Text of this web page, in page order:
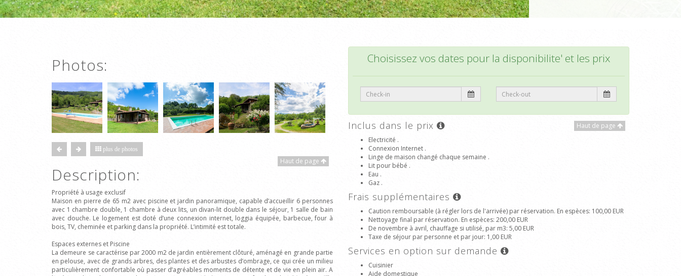
Photos:
plus de photos
Haut de page
Description:
Propriété à usage exclusif
Maison en pierre de 65 m2 avec piscine et jardin panoramique, capable d’accueillir 6 personnes
avec 1 chambre double, 1 chambre à deux lits, un divan-lit double dans le séjour, 1 salle de bain
avec douche. Le logement est doté d’une connexion internet, loggia équipée, barbecue, four à
bois, TV, cheminée et parking dans la propriété. L’intimité est totale.
Espaces externes et Piscine
La demeure se caractérise par 2000 m2 de jardin entièrement clôturé, aménagé en grande partie
en pelouse, avec de grands arbres, des plantes et des arbustes d’ombrage, ce qui crée un milieu
particulièrement confortable où passer d’agréables moments de détente et de vie en plein air. A
Choisissez vos dates pour la disponibilite' et les prix
Haut de page
Inclus dans le prix
Electricité .
Connexion Internet .
Linge de maison changé chaque semaine .
Lit pour bébé .
Eau .
Gaz .
Frais supplémentaires
Caution remboursable (à régler lors de l'arrivée) par réservation. En espèces: 100,00 EUR
Nettoyage final par réservation. En espèces: 200,00 EUR
De novembre à avril, chauffage si utilisé, par m3: 5,00 EUR
Taxe de séjour par personne et par jour: 1,00 EUR
Services en option sur demande
Cuisinier
Aide domestique